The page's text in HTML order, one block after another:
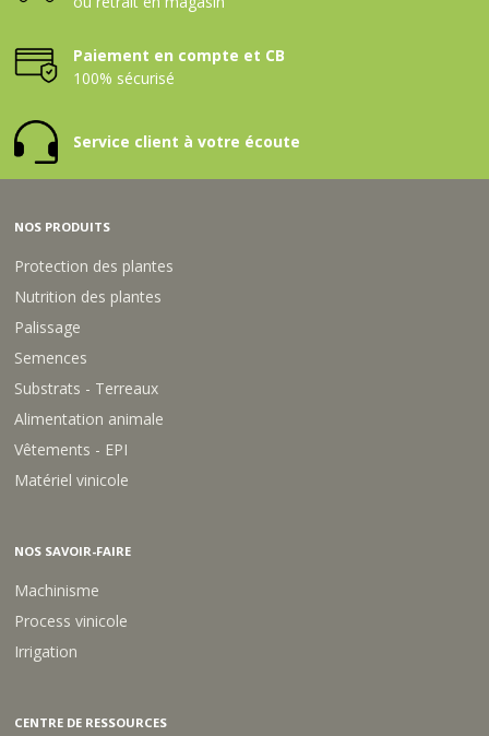
Paiement en compte et CB
100% sécurisé
Service client à votre écoute
NOS PRODUITS
Protection des plantes
Nutrition des plantes
Palissage
Semences
Substrats - Terreaux
Alimentation animale
Vêtements - EPI
Matériel vinicole
NOS SAVOIR-FAIRE
Machinisme
Process vinicole
Irrigation
CENTRE DE RESSOURCES